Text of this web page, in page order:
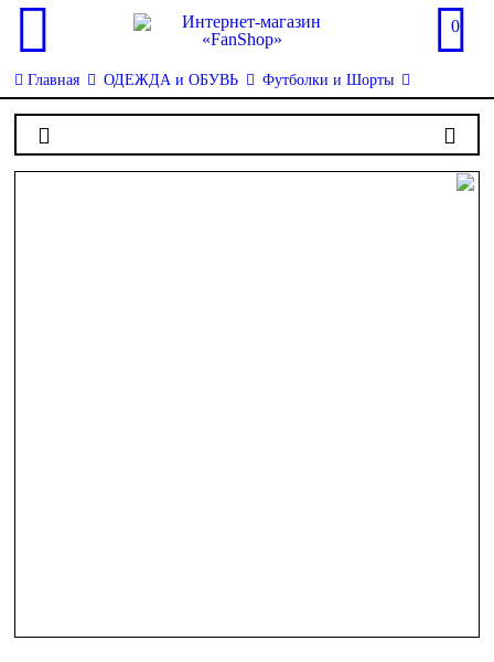
0
Главная ОДЕЖДА и ОБУВЬ Футболки и Шорты